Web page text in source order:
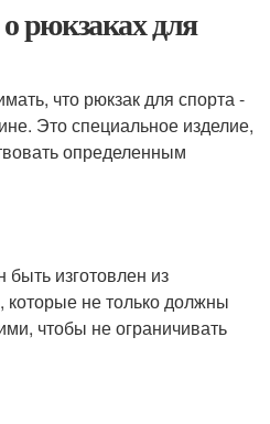
рюкзаках для
что рюкзак для спорта -
Это специальное изделие,
определенным
изготовлен из
не только должны
чтобы не ограничивать